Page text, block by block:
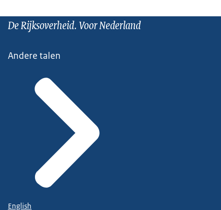
De Rijksoverheid. Voor Nederland
Andere talen
English